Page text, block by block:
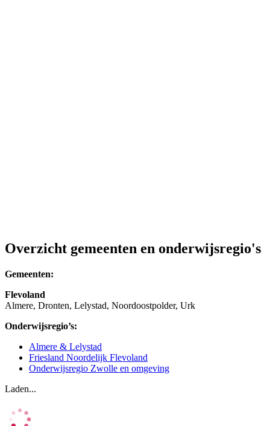
Overzicht gemeenten en onderwijsregio's
Gemeenten:
Flevoland
Almere, Dronten, Lelystad, Noordoostpolder, Urk
Onderwijsregio’s:
Almere & Lelystad
Friesland Noordelijk Flevoland
Onderwijsregio Zwolle en omgeving
Laden...